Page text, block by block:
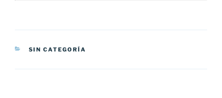
CATEGORÍAS
SIN CATEGORÍA